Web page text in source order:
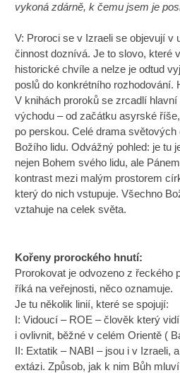
vykoná zdárně, k čemu jsem je
V: Proroci se v Izraeli se objevují v
činnost doznívá. Je to slovo, které
historické chvíle a nelze je odtud
poslů do konkrétního rozhodování.
V knihách proroků se zrcadlí hlavní
východu – od začátku asyrské
po perskou. Celé drama
Božího lidu. Odvážný pohled: je tu
nejen Bohem svého lidu, ale
kontrast mezi malým prostorem
který do nich vstupuje. Všechno
vztahuje na celek světa.
Kořeny prorockého hnutí:
Prorokovat je odvozeno z řeckého
říká na veřejnosti, něco oznamuje.
Je tu několik linií, které se spojují:
I: Vidoucí – ROE – člověk který
i ovlivnit, běžné v celém Orientě (
II: Extatik – NABI – jsou i v Izraeli,
extázi. Způsob, jak k nim Bůh